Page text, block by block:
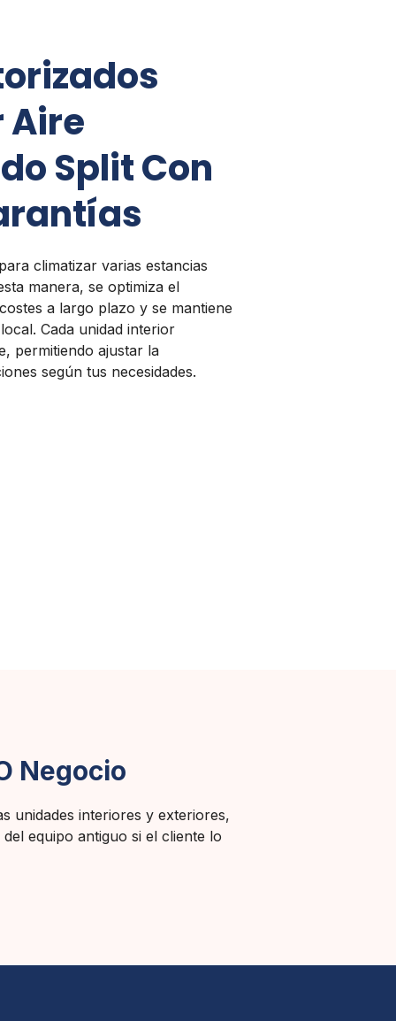
Aire
Split Con
climatizar varias estancias
manera, se optimiza el
a largo plazo y se mantiene
Cada unidad interior
permitiendo ajustar la
según tus necesidades.
Negocio
unidades interiores y exteriores,
equipo antiguo si el cliente lo